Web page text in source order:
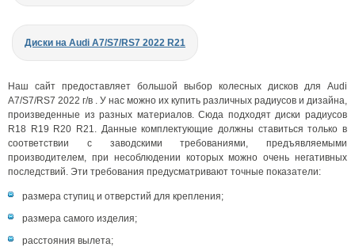
Диски на Audi A7/S7/RS7 2022 R21
Наш сайт предоставляет большой выбор колесных дисков для Audi
A7/S7/RS7 2022 г/в . У нас можно их купить различных радиусов и дизайна,
произведенные из разных материалов. Сюда подходят диски радиусов
R18 R19 R20 R21. Данные комплектующие должны ставиться только в
соответствии с заводскими требованиями, предъявляемыми
производителем, при несоблюдении которых можно очень негативных
последствий. Эти требования предусматривают точные показатели:
размера ступиц и отверстий для крепления;
размера самого изделия;
расстояния вылета;